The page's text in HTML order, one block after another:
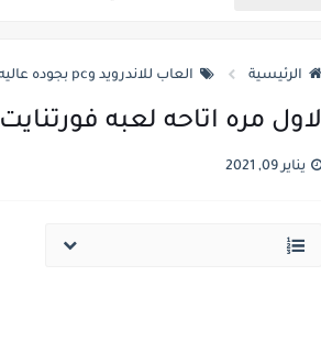
الرئيسية العاب للاندرويد وpc بجوده عاليه
لاول مره اتاحه لعبه فورتنايت Fortnite للتحميل من متجر جوجل بلاى
يناير 09, 2021